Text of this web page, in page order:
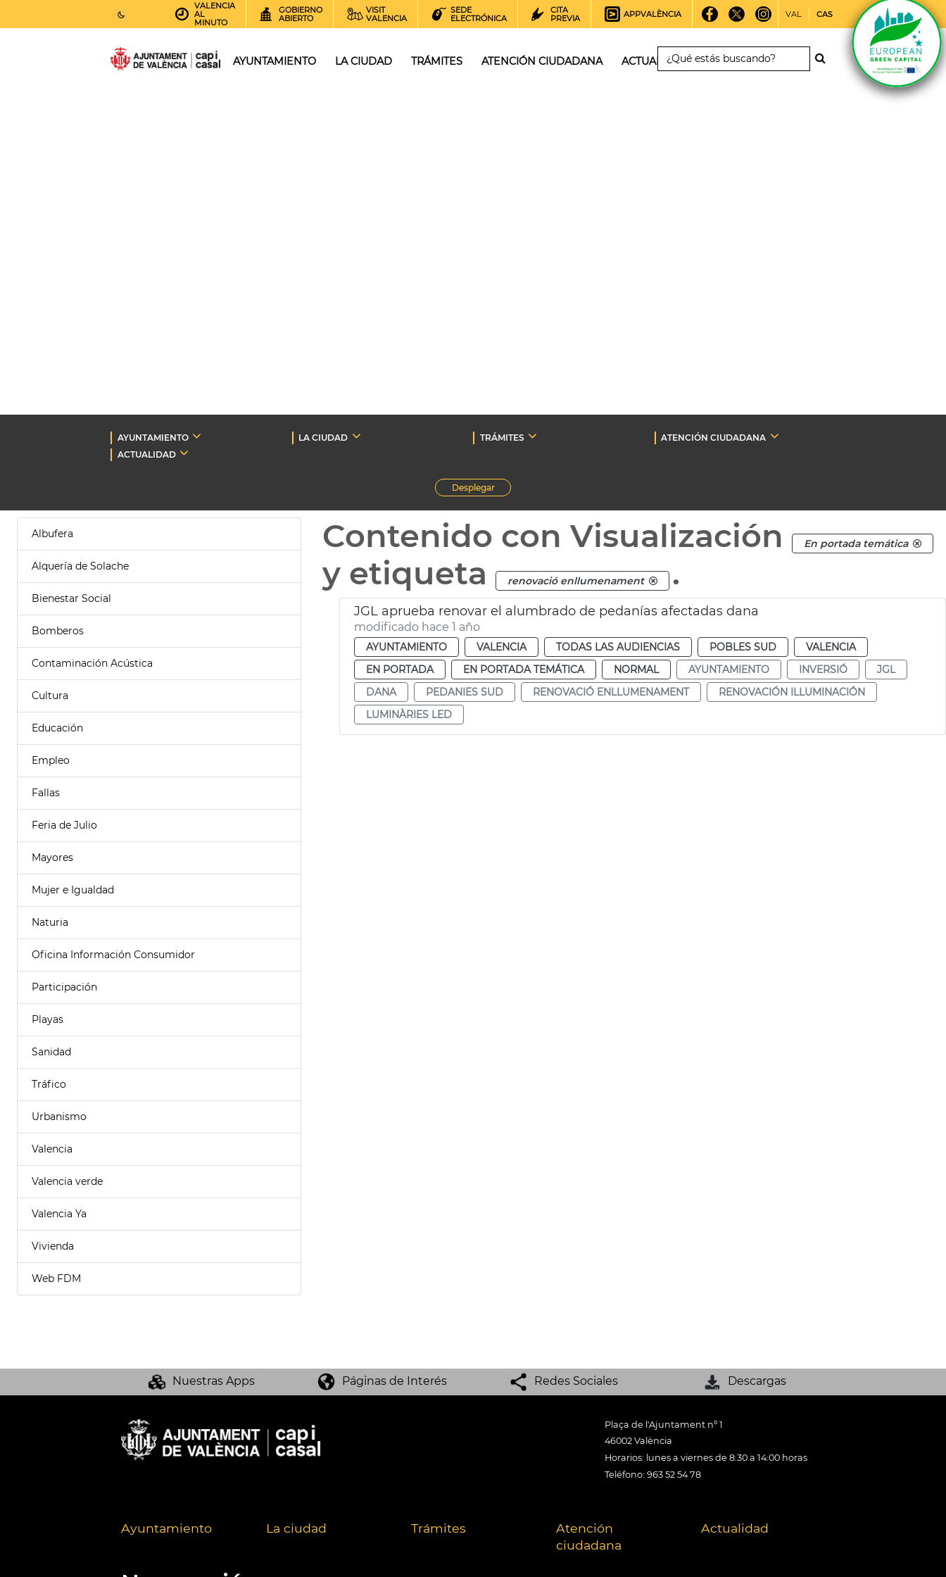
AEMET.GRADOS
VALENCIA
AL
MINUTO
GOBIERNO
ABIERTO
VISIT
VALENCIA
SEDE
ELECTRÓNICA
CITA
PREVIA
APPVALÈNCIA VAL CAS
AYUNTAMIENTO LA CIUDAD TRÁMITES ATENCIÓN CIUDADANA ACTUALIDAD
AYUNTAMIENTO LA CIUDAD TRÁMITES
ATENCIÓN CIUDADANA
ACTUALIDAD
Desplegar
Albufera
Alquería de Solache
Bienestar Social
Bomberos
Contaminación Acústica
Cultura
Educación
Empleo
Fallas
Feria de Julio
Mayores
Mujer e Igualdad
Naturia
Oficina Información Consumidor
Participación
Playas
Sanidad
Tráfico
Urbanismo
Valencia
Valencia verde
Valencia Ya
Vivienda
Web FDM
Contenido con Visualización En portada temática
y etiqueta renovació enllumenament .
JGL aprueba renovar el alumbrado de pedanías afectadas dana
modificado hace 1 año
AYUNTAMIENTO VALENCIA TODAS LAS AUDIENCIAS POBLES SUD
VALENCIA
EN PORTADA
EN PORTADA TEMÁTICA NORMAL AYUNTAMIENTO INVERSIÓ
JGL
DANA
PEDANIES SUD RENOVACIÓ ENLLUMENAMENT
RENOVACIÓN ILLUMINACIÓN
LUMINÀRIES LED
Nuestras Apps Páginas de Interés Redes Sociales Descargas
Plaça de l'Ajuntament nº 1
46002 València
Horarios: lunes a viernes de 8:30 a 14:00 horas
Teléfono: 963 52 54 78
Ayuntamiento La ciudad Trámites
Atención
ciudadana
Actualidad